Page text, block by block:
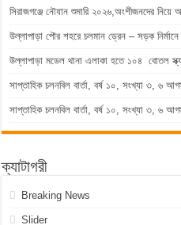
সিরাজগঞ্জে নৌযান শুমারি ২০২৬,অংশীজনদের নিয়ে
উল্লাপাড়া পৌর শহরে চলমান ড্রেন – সড়ক নির্মানে
উল্লাপাড়া মডেল থানা এলাকা হতে ১০৪ বোতল
সাপ্তাহিক চলনবিল বার্তা, বর্ষ ১০, সংখ্যা ৩, ৬
সাপ্তাহিক চলনবিল বার্তা, বর্ষ ১০, সংখ্যা ৩, ৬
ক্যাটাগরী
Breaking News
Slider